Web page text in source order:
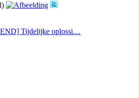
Tijdelijke oplossi…